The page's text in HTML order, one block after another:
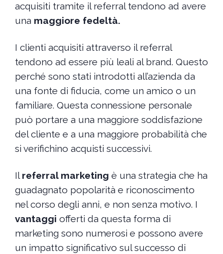
acquisiti tramite il referral tendono ad avere
una maggiore fedeltà.
I clienti acquisiti attraverso il referral
tendono ad essere più leali al brand. Questo
perché sono stati introdotti all’azienda da
una fonte di fiducia, come un amico o un
familiare. Questa connessione personale
può portare a una maggiore soddisfazione
del cliente e a una maggiore probabilità che
si verifichino acquisti successivi.
Il referral marketing è una strategia che ha
guadagnato popolarità e riconoscimento
nel corso degli anni, e non senza motivo. I
vantaggi offerti da questa forma di
marketing sono numerosi e possono avere
un impatto significativo sul successo di